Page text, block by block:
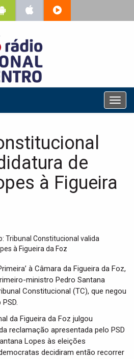
T
o
v
de
à Figueira
à Câmara da Figueira da Foz,
ministro Pedro Santana
Constitucional (TC), que negou
da Figueira da Foz julgou
reclamação apresentada pelo PSD
Lopes às eleições
decidiram então recorrer